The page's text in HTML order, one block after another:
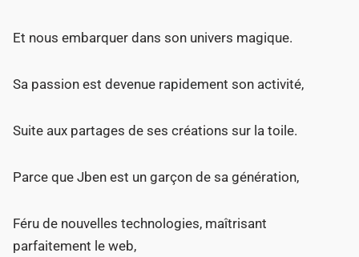
Et nous embarquer dans son univers magique.
Sa passion est devenue rapidement son activité,
Suite aux partages de ses créations sur la toile.
Parce que Jben est un garçon de sa génération,
Féru de nouvelles technologies, maîtrisant
parfaitement le web,